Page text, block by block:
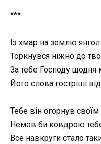
***
Із хмар на землю
Торкнувся ніжно до
За тебе Господу щодня
Його слова гостріші
Тебе він огорнув
Немов би ковдрою
Все навкруги стало